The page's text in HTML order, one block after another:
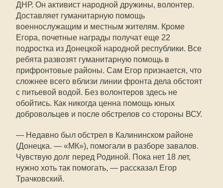
ДНР. Он активист народной дружины, волонтер.
Доставляет гуманитарную помощь
военнослужащим и местным жителям. Кроме
Егора, почетные награды получат еще 22
подростка из Донецкой народной республики. Все
ребята развозят гуманитарную помощь в
прифронтовые районы. Сам Егор признается, что
сложнее всего вблизи линии фронта дела обстоят
с питьевой водой. Без волонтеров здесь не
обойтись. Как никогда ценна помощь юных
добровольцев и после обстрелов со стороны ВСУ.
— Недавно был обстрел в Калининском районе
(Донецка. — «МК»), помогали в разборе завалов.
Чувствую долг перед Родиной. Пока нет 18 лет,
нужно хоть так помогать, — рассказал Егор
Трачковский.